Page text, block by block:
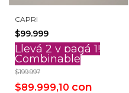
CAPRI
$99.999
Llevá 2 y pagá 1!
Combinable
$199.997
$89.999,10 con